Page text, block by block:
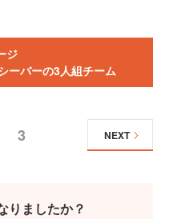
ジ
ーバーの3人組チーム
3 NEXT
りましたか？